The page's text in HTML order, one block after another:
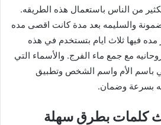
من الناس باستعمال هذه الطريقه.
والسليمه بعد مدة كانت اقصى مده
مده فيها ثلاث ايام بتستخدم في هذه
مع جمع ماء الفرج. والأسماء التي
باسم الأم واسم الشخص وتطبيق
بسرعة وضمان.
كلمات بطرق سهلة